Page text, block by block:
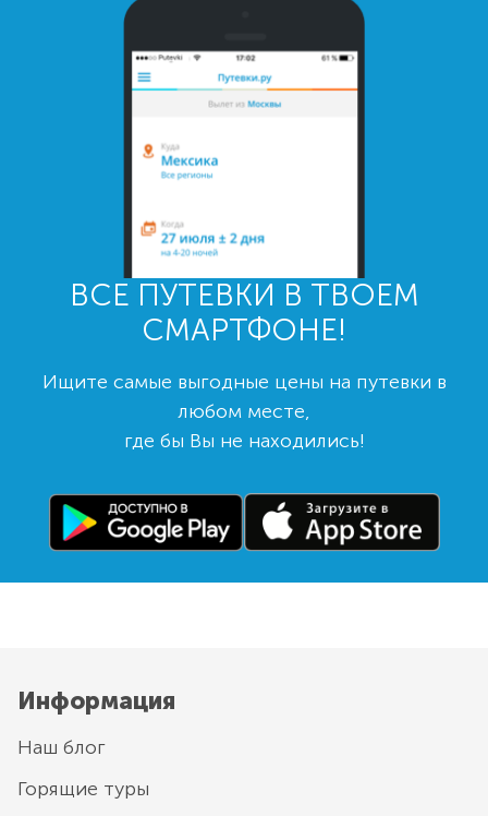
ВСЕ ПУТЕВКИ В ТВОЕМ
СМАРТФОНЕ!
Ищите самые выгодные цены на путевки в
любом месте,
где бы Вы не находились!
Информация
Наш блог
Горящие туры